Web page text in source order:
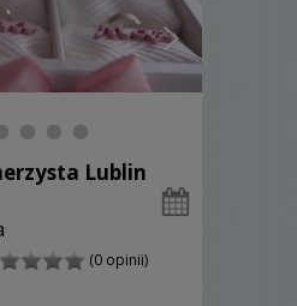
Lublin
(0 opinii)